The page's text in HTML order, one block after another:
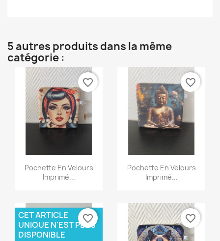
5 autres produits dans la même
catégorie :
Aperçu rapide
Pochette En Velours
Imprimé...
favorite_border
Aperçu rapide
Pochette En Velours
Imprimé...
favorite_border
CET ARTICLE
UNIQUE N'EST PLUS
DISPONIBLE
favorite_border favorite_border